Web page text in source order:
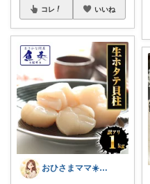
コレ いいね
おひさまママ☀️新婚生活奮闘中🔥